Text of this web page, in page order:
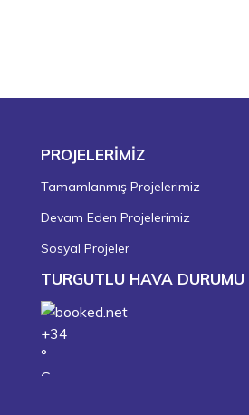
PROJELERİMİZ
Tamamlanmış Projelerimiz
Devam Eden Projelerimiz
Sosyal Projeler
TURGUTLU HAVA DURUMU
+34
°
C